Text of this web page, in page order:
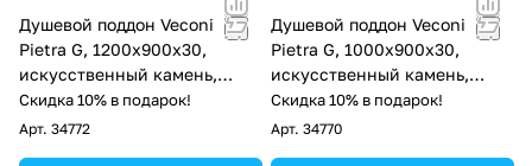
Душевой поддон Veconi
Pietra G, 1200x900x30,
искусственный камень,
серый
Скидка 10% в подарок!
Арт. 34772
Душевой поддон Veconi
Pietra G, 1000x900x30,
искусственный камень,
серый
Скидка 10% в подарок!
Арт. 34770